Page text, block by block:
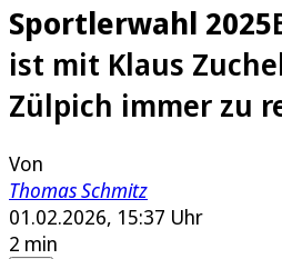
Sportlerwahl 2025
ist mit Klaus
Zülpich immer zu
Von
Thomas Schmitz
01.02.2026, 15:37 Uhr
2 min